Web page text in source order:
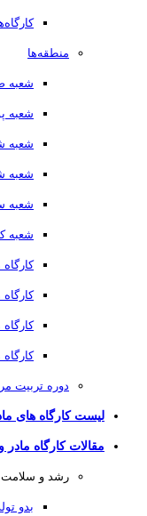
منطقه‌ها
شعبه
شعبه
شعبه
شعبه
شعبه
شعبه
دوره تربیت
لیست کارگاه های
مقالات کارگاه
رشد و
بدو تولد تا